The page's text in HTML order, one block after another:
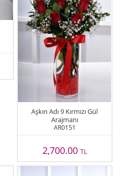
Aşkın Adı 9 Kırmızı Gül
Arajmanı
AR0151
2,700.00 TL